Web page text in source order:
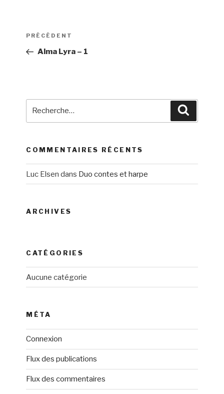
Navigation
l’article
Article
précédent
PRÉCÉDENT
Alma Lyra – 1
COMMENTAIRES RÉCENTS
Luc Elsen dans Duo contes et harpe
ARCHIVES
CATÉGORIES
Aucune catégorie
MÉTA
Connexion
Flux des publications
Flux des commentaires